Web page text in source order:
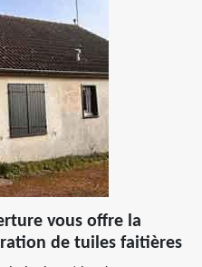
vous offre la
de tuiles faitières